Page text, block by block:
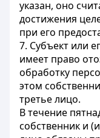
указан, оно
достижения
при его
7. Субъект или
имеет право
обработку
этом
третье лицо.
В течение
собственник и